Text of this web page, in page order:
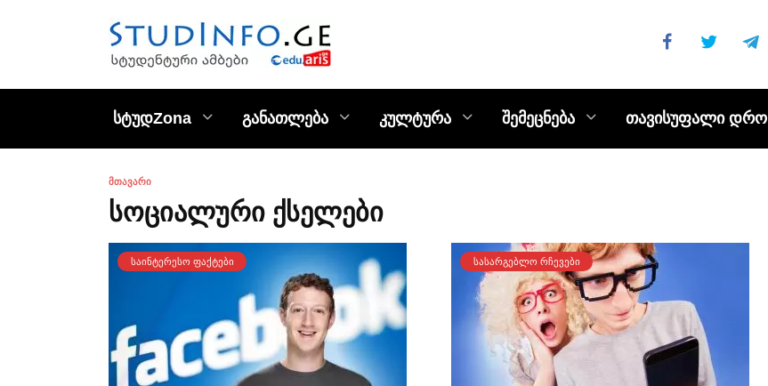
სტუდZona განათლება კულტურა შემეცნება თავისუფალი დრო
ᲛᲗᲐᲕᲐᲠᲘ
სოციალური ქსელები
ᲡᲐᲘᲜᲢᲔᲠᲔᲡᲝ ᲤᲐᲥᲢᲔᲑᲘ ᲡᲐᲡᲐᲠᲒᲔᲑᲚᲝ ᲠᲩᲔᲕᲔᲑᲘ